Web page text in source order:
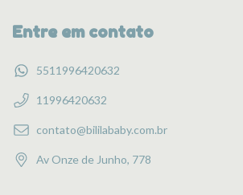
Entre em contato
5511996420632
11996420632
contato@bililababy.com.br
Av Onze de Junho, 778